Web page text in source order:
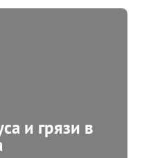
и грязи в